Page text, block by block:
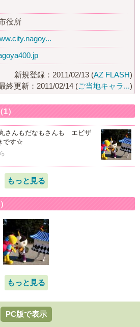
役所
新規登録：2011/02/13 (AZ FLASH)
終更新：2011/02/14 (ご当地キャラ...)
）
さんもだなもさんも エビザ
です☆
もっと見る
もっと見る
PC版で表示